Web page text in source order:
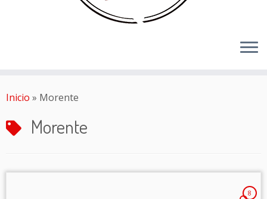
Inicio » Morente
Morente
8